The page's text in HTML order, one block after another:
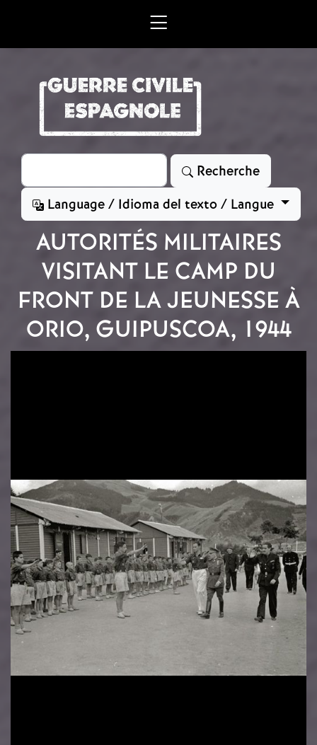
Rechercher
Recherche
Language / Idioma del texto / Langue
AUTORITÉS MILITAIRES
VISITANT LE CAMP DU
FRONT DE LA JEUNESSE À
ORIO, GUIPUSCOA, 1944